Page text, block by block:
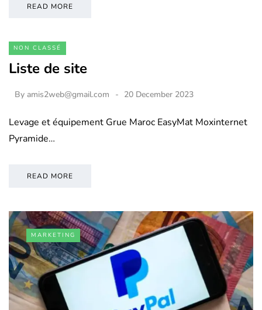
READ MORE
NON CLASSÉ
Liste de site
By amis2web@gmail.com 20 December 2023
Levage et équipement Grue Maroc EasyMat Moxinternet
Pyramide…
READ MORE
MARKETING